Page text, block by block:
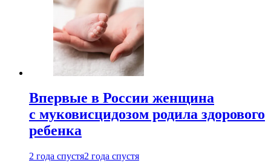
Впервые в России женщина
с муковисцидозом родила здорового
ребенка
2 года спустя2 года спустя